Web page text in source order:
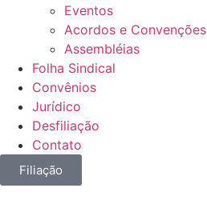
Eventos
Acordos e Convenções
Assembléias
Folha Sindical
Convênios
Jurídico
Desfiliação
Contato
Filiação